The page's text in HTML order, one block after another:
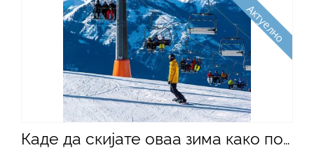
Актуелно
Каде да скијате оваа зима како почетник, а каде како искусен скијач?